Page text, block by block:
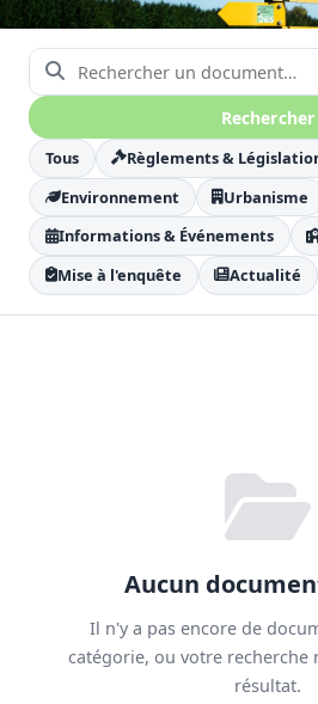
Rechercher un document
Rechercher
Tous Règlements &
Environnement
Urbanisme
Informations & Événements
Mise à l'enquête
Actualité
Aucun
Il n'y a pas encore de
catégorie, ou votre recherche
résultat.